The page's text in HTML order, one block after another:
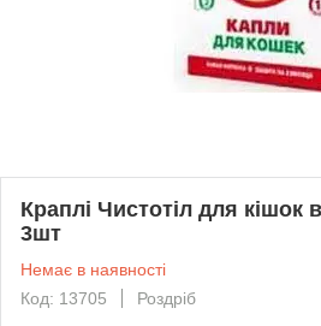
Краплі Чистотіл для кішок
3шт
Немає в наявності
Код: 13705
Роздріб